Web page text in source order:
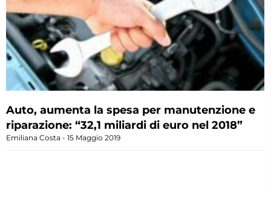
Auto, aumenta la spesa per manutenzione e
riparazione: “32,1 miliardi di euro nel 2018”
Emiliana Costa 15 Maggio 2019